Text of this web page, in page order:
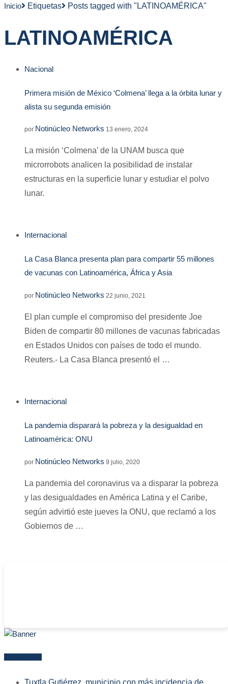
Inicio Etiquetas Posts tagged with "LATINOAMÉRICA"
LATINOAMÉRICA
Nacional
Primera misión de México ‘Colmena’ llega a la órbita lunar y
alista su segunda emisión
por Notinúcleo Networks 13 enero, 2024
La misión ‘Colmena’ de la UNAM busca que
microrrobots analicen la posibilidad de instalar
estructuras en la superficie lunar y estudiar el polvo
lunar.
Internacional
La Casa Blanca presenta plan para compartir 55 millones
de vacunas con Latinoamérica, África y Asia
por Notinúcleo Networks 22 junio, 2021
El plan cumple el compromiso del presidente Joe
Biden de compartir 80 millones de vacunas fabricadas
en Estados Unidos con países de todo el mundo.
Reuters.- La Casa Blanca presentó el …
Internacional
La pandemia disparará la pobreza y la desigualdad en
Latinoamérica: ONU
por Notinúcleo Networks 9 julio, 2020
La pandemia del coronavirus va a disparar la pobreza
y las desigualdades en América Latina y el Caribe,
según advirtió este jueves la ONU, que reclamó a los
Gobiernos de …
Tuxtla Gutiérrez, municipio con más incidencia de